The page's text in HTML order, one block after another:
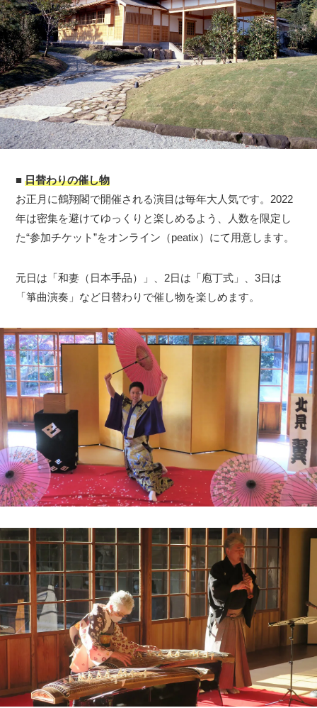
■日替わりの催し物
お正月に鶴翔閣で開催される演目は毎年大人気です。2022
年は密集を避けてゆっくりと楽しめるよう、人数を限定し
た“参加チケット”をオンライン（peatix）にて用意します。
元日は「和妻（日本手品）」、2日は「庖丁式」、3日は
「箏曲演奏」など日替わりで催し物を楽しめます。